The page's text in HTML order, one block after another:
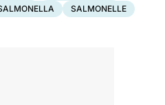
SALMONELLE